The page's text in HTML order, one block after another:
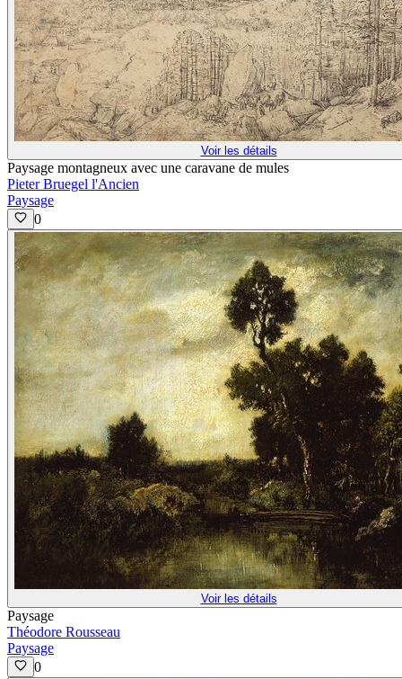
Voir les détails
Paysage montagneux avec une caravane de mules
Pieter Bruegel l'Ancien
Paysage
0
Voir les détails
Paysage
Théodore Rousseau
Paysage
0